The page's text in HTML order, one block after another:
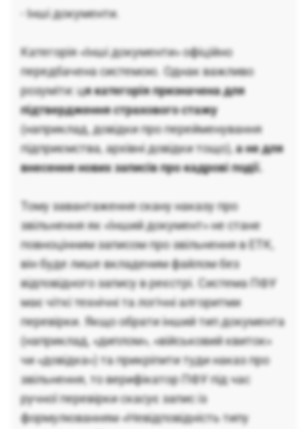
- Інші документи.
Категорія «Інші документи» офіційно
передбачена системою. Однак важливо
розуміти: ця категорія призначена для
підтвердження страхового стажу
(наприклад, довідки про перейменування
підприємства, архівні довідки тощо),а не для
внесення нових записів про кадрові події.
Тому завантаження скану наказу про
звільнення як «Інший документ» не стане
повноцінним записом про звільнення в ЕТК,
він буде лише вкладеним файлом без
відповідного запису в реєстрі. Система ПФУ
має чіткі технічні та логічні алгоритми
перевірки. Якщо обрати інший тип документа
(наприклад, «диплом», «військовий квиток»
чи «довідка») та прикріпити туди наказ про
звільнення, то верифікатор ПФУ під час
ручної перевірки скасує запис із
формулюванням «Невідповідність типу